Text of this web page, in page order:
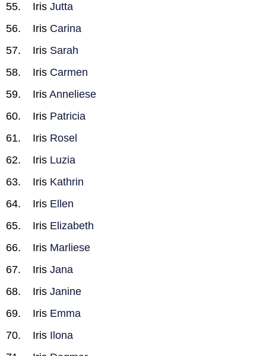
Iris Jutta
Iris Carina
Iris Sarah
Iris Carmen
Iris Anneliese
Iris Patricia
Iris Rosel
Iris Luzia
Iris Kathrin
Iris Ellen
Iris Elizabeth
Iris Marliese
Iris Jana
Iris Janine
Iris Emma
Iris Ilona